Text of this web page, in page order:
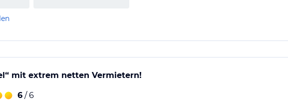
mit extrem netten Vermietern!
6 / 6